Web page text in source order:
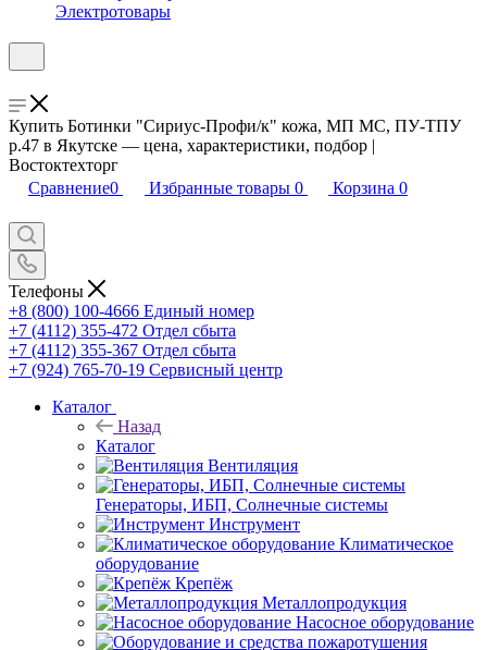
Электротовары
Купить Ботинки "Сириус-Профи/к" кожа, МП МС, ПУ-ТПУ
р.47 в Якутске — цена, характеристики, подбор |
Востоктехторг
Сравнение0 Избранные товары 0 Корзина 0
Телефоны
+8 (800) 100-4666 Единый номер
+7 (4112) 355-472 Отдел сбыта
+7 (4112) 355-367 Отдел сбыта
+7 (924) 765-70-19 Сервисный центр
Каталог
Назад
Каталог
Вентиляция
Генераторы, ИБП, Солнечные системы
Инструмент
Климатическое
оборудование
Крепёж
Металлопродукция
Насосное оборудование